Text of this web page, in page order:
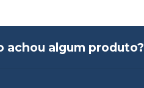
achou algum produto?